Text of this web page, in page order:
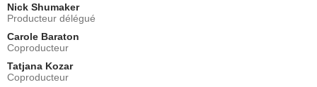
Nick Shumaker
Producteur délégué
Carole Baraton
Coproducteur
Tatjana Kozar
Coproducteur